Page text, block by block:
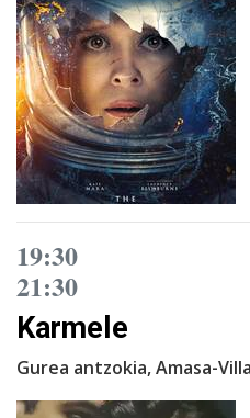
19:30
21:30
Karmele
Gurea antzokia, Amasa-